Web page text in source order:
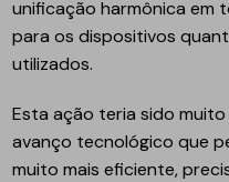
unificação harmônica em
para os dispositivos
utilizados.
Esta ação teria sido
avanço tecnológico que
muito mais eficiente,